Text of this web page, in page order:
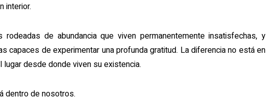
interior.
rodeadas de abundancia que viven permanentemente insatisfechas, y
capaces de experimentar una profunda gratitud. La diferencia no está en
lugar desde donde viven su existencia.
dentro de nosotros.